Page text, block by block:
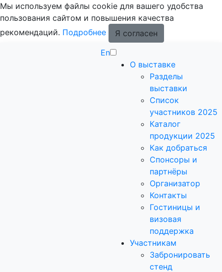
Мы используем файлы cookie для вашего удобства
пользования сайтом и повышения качества
рекомендаций. Подробнее
Я согласен
En
О выставке
Разделы
выставки
Список
участников 2025
Каталог
продукции 2025
Как добраться
Спонсоры и
партнёры
Организатор
Контакты
Гостиницы и
визовая
поддержка
Участникам
Забронировать
стенд